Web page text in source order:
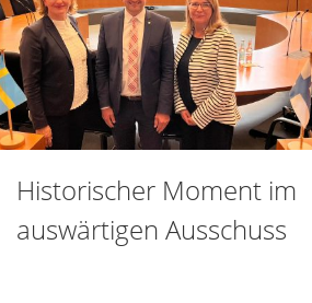
Historischer Moment im
auswärtigen Ausschuss